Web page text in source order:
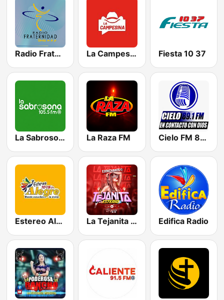
Radio Fraternidad 99.1 FM La Campesina Totonicapan Fiesta 10 37
La Sabrosona Suroccidente 105.5 FM La Raza FM Cielo FM 89.1
Estereo Alegre La Tejanita Esterio Edifica Radio